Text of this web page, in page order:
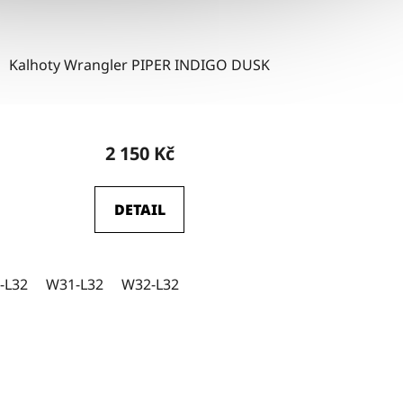
W28-L32 W28-L34 W29-L32
Kalhoty Wrangler PIPER INDIGO DUSK
2 150 Kč
DETAIL
L32 W31-L32 W32-L32